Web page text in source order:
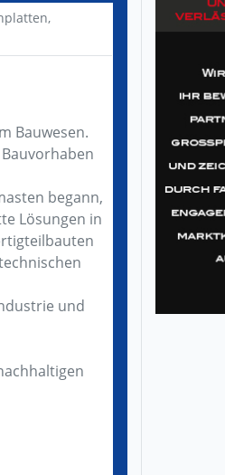
Bauwesen.
begann,
Lösungen in
und